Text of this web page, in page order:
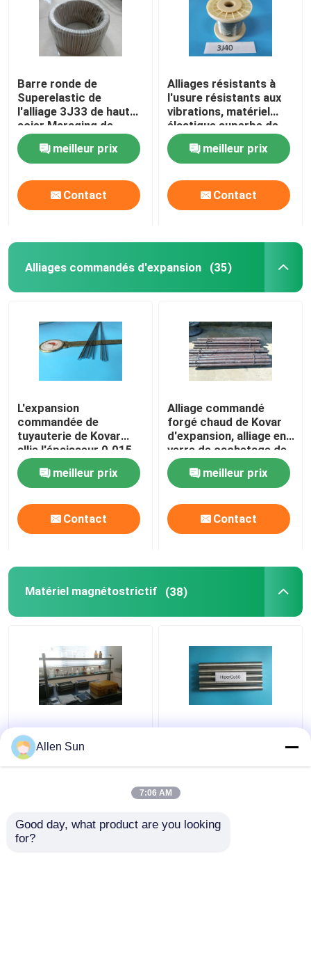
Barre ronde de
Superelastic de
l'alliage 3J33 de haut
acier Maraging de
haute résistance
d'élasticitémeilleur prix
Contact
Alliages résistants à
l'usure résistants aux
vibrations, matériel
élastique superbe de
centre de l'axe 3J40
meilleur prix
Contact
Alliages commandés d'expansion (35)
L'expansion
commandée de
tuyauterie de Kovar
allie l'épaisseur 0.015-
0.5mm d'O.D. 0.2-8mm
meilleur prix
Contact
Alliage commandé
forgé chaud de Kovar
d'expansion, alliage en
verre de cachetage de
barre ronde
meilleur prix
Contact
Matériel magnétostrictif (38)
Permendur - induction
magnétique de
saturation la plus
magnétostrictive de 49
mous du permendur 2V,
50 de bandes
Allen Sun
7:06 AM
Good day, what product are you looking
for?